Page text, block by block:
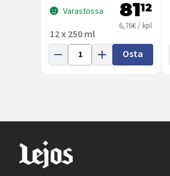
Varastossa 8112
12 x 250 ml
6,76€ / kpl
Osta